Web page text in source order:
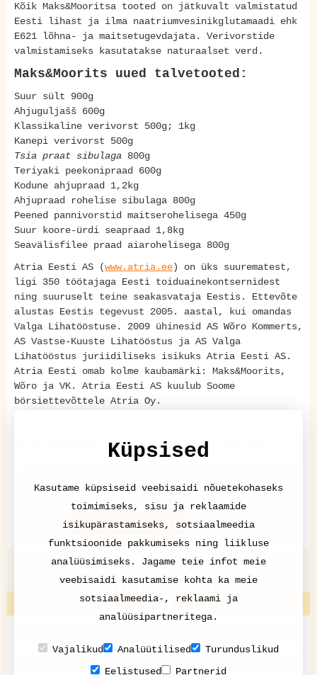
Kõik Maks&Mooritsa tooted on jätkuvalt valmistatud
Eesti lihast ja ilma naatriumvesinikglutamaadi ehk
E621 lõhna- ja maitsetugevdajata. Verivorstide
valmistamiseks kasutatakse naturaalset verd.
Maks&Moorits uued talvetooted:
Suur sült 900g
Ahjuguljašš 600g
Klassikaline verivorst 500g; 1kg
Kanepi verivorst 500g
Tsia praat sibulaga 800g
Teriyaki peekonipraad 600g
Kodune ahjupraad 1,2kg
Ahjupraad rohelise sibulaga 800g
Peened pannivorstid maitserohelisega 450g
Suur koore-ürdi seapraad 1,8kg
Seavälisfilee praad aiarohelisega 800g
Atria Eesti AS (www.atria.ee) on üks suurematest,
ligi 350 töötajaga Eesti toiduainekontsernidest
ning suuruselt teine seakasvataja Eestis. Ettevõte
alustas Eestis tegevust 2005. aastal, kui omandas
Valga Lihatööstuse. 2009 ühinesid AS Wõro Kommerts,
AS Vastse-Kuuste Lihatööstus ja AS Valga
Lihatööstus juriidiliseks isikuks Atria Eesti AS.
Atria Eesti omab kolme kaubamärki: Maks&Moorits,
Wõro ja VK. Atria Eesti AS kuulub Soome
börsiettevõttele Atria Oy.
kanepiseemned Maks & Moorits
Pressiteade
postitatud 25.10.2016 14:36
LISA KOMMENTAAR
KOMMENTAARID
Küpsised
Kasutame küpsiseid veebisaidi nõuetekohaseks
toimimiseks, sisu ja reklaamide
isikupärastamiseks, sotsiaalmeedia
funktsioonide pakkumiseks ning liikluse
analüüsimiseks. Jagame teie infot meie
veebisaidi kasutamise kohta ka meie
sotsiaalmeedia-, reklaami ja
analüüsipartneritega.
Vajalikud Analüütilised
Turunduslikud
Eelistused
Partnerid